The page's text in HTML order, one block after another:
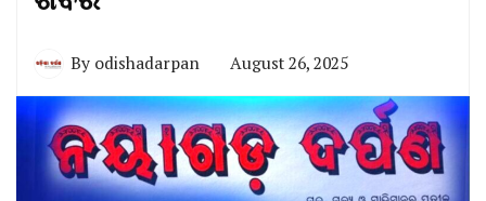
By odishadarpan August 26, 2025